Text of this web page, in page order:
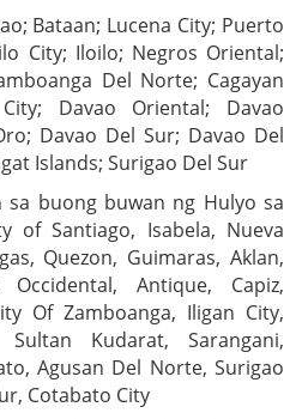
Bataan; Lucena City; Puerto
City; Iloilo; Negros Oriental;
Del Norte; Cagayan
Davao Oriental; Davao
Davao Del Sur; Davao Del
Islands; Surigao Del Sur
sa buong buwan ng Hulyo sa
of Santiago, Isabela, Nueva
Quezon, Guimaras, Aklan,
Antique, Capiz,
Of Zamboanga, Iligan City,
Kudarat, Sarangani,
Agusan Del Norte, Surigao
Cotabato City